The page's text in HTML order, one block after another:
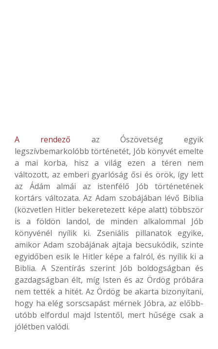
A rendező az Ószövetség egyik
legszívbemarkolóbb történetét, Jób könyvét emelte
a mai korba, hisz a világ ezen a téren nem
változott, az emberi gyarlóság ősi és örök, így lett
az Ádám almái az istenfélő Jób történetének
kortárs változata. Az Adam szobájában lévő Biblia
(közvetlen Hitler bekeretezett képe alatt) többször
is a földön landol, de minden alkalommal Jób
könyvénél nyílik ki. Zseniális pillanatok egyike,
amikor Adam szobájának ajtaja becsukódik, szinte
egyidőben esik le Hitler képe a falról, és nyílik ki a
Biblia. A Szentírás szerint Jób boldogságban és
gazdagságban élt, míg Isten és az Ördög próbára
nem tették a hitét. Az Ördög be akarta bizonyítani,
hogy ha elég sorscsapást mérnek Jóbra, az előbb-
utóbb elfordul majd Istentől, mert hűsége csak a
jólétben valódi.